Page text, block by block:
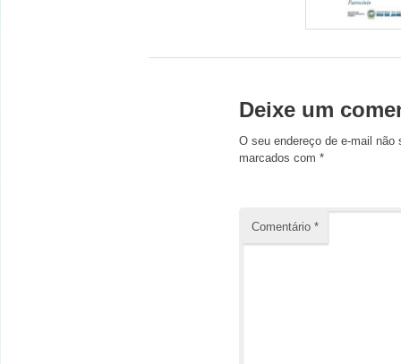
Deixe um
O seu endereço de e-mail não
marcados com*
Comentário*